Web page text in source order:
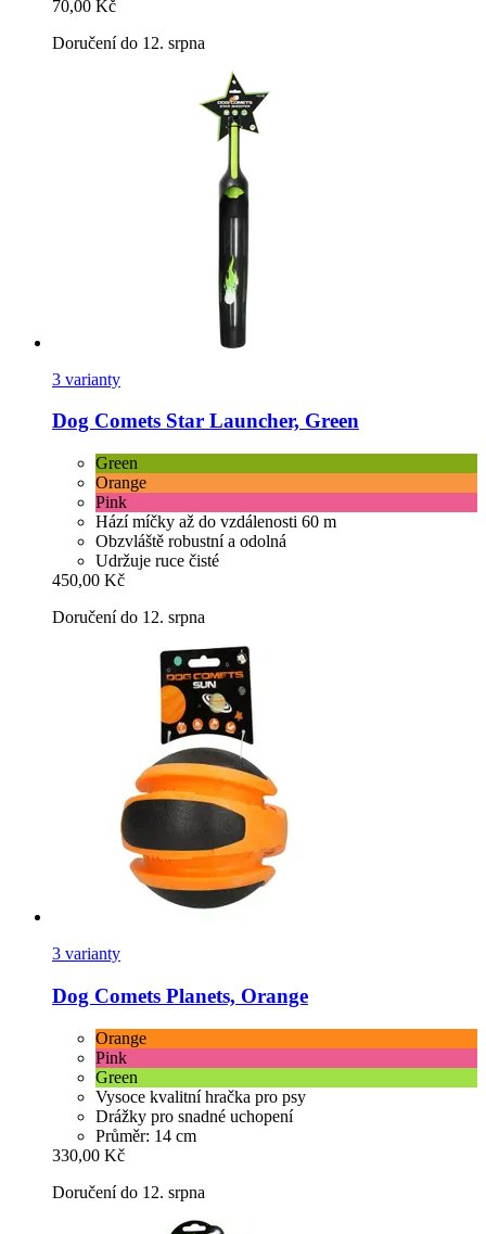
70,00 Kč
Doručení do 12. srpna
3 varianty
Dog Comets Star Launcher, Green
Green
Orange
Pink
Hází míčky až do vzdálenosti 60 m
Obzvláště robustní a odolná
Udržuje ruce čisté
450,00 Kč
Doručení do 12. srpna
3 varianty
Dog Comets Planets, Orange
Orange
Pink
Green
Vysoce kvalitní hračka pro psy
Drážky pro snadné uchopení
Průměr: 14 cm
330,00 Kč
Doručení do 12. srpna